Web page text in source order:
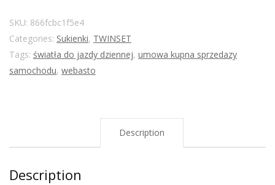
SKU: 866fcbc1f5e4
Categories: Sukienki, TWINSET
Tags: światła do jazdy dziennej, umowa kupna sprzedazy
samochodu, webasto
Description
Description